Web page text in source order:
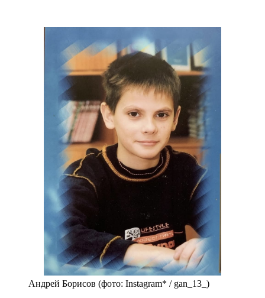
Андрей Борисов (фото: Instagram* / gan_13_)